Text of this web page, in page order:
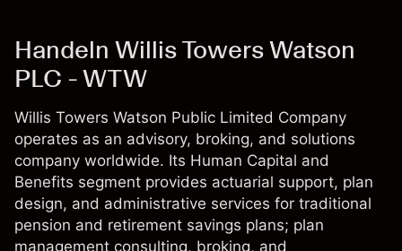
Handeln Willis Towers Watson
PLC - WTW
Willis Towers Watson Public Limited Company
operates as an advisory, broking, and solutions
company worldwide. Its Human Capital and
Benefits segment provides actuarial support, plan
design, and administrative services for traditional
pension and retirement savings plans; plan
management consulting, broking, and